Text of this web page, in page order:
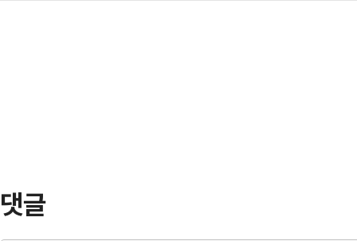
댓글